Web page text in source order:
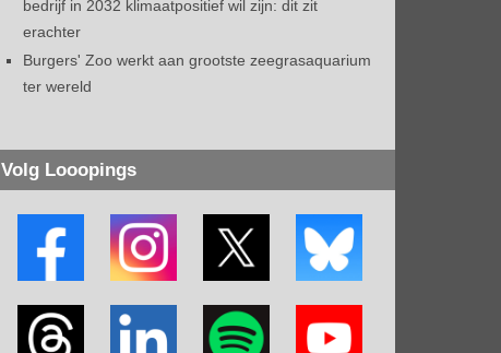
bedrijf in 2032 klimaatpositief wil zijn: dit zit
erachter
Burgers' Zoo werkt aan grootste zeegrasaquarium
ter wereld
Volg Looopings